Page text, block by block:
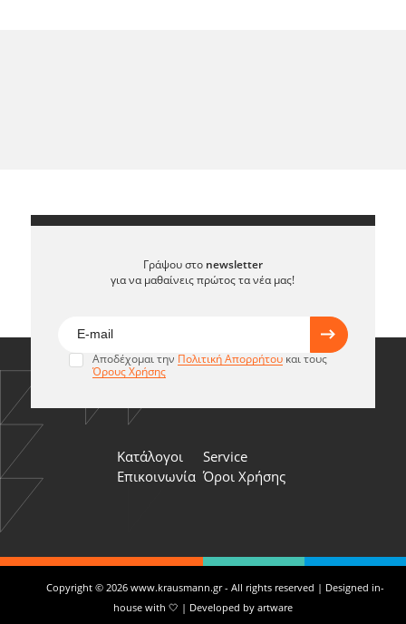
Γράψου στο newsletter
για να μαθαίνεις πρώτος τα νέα μας!
Αποδέχομαι την Πολιτική Απορρήτουκαι τους
Όρους Χρήσης
Κατάλογοι
Service
Επικοινωνία Όροι Χρήσης
Copyright © 2026 www.krausmann.gr - All rights reserved | Designed in-
house with 🤍 | Developed by artware